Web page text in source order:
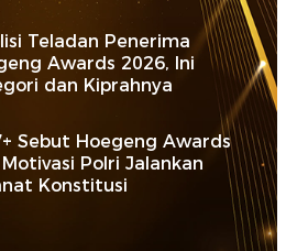
Teladan Penerima
Awards 2026, Ini
dan Kiprahnya
Sebut Hoegeng Awards
Polri Jalankan
Konstitusi